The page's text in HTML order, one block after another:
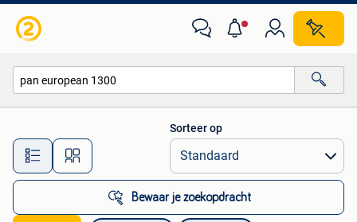
Alle afstanden…
Sorteer op
Bewaar je zoekopdracht